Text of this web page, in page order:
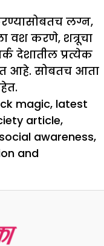
लग्न,
वश करणे, शत्रूचा
देशातील प्रत्येक
आहे. सोबतच आता
magic, latest
article,
social awareness,
and